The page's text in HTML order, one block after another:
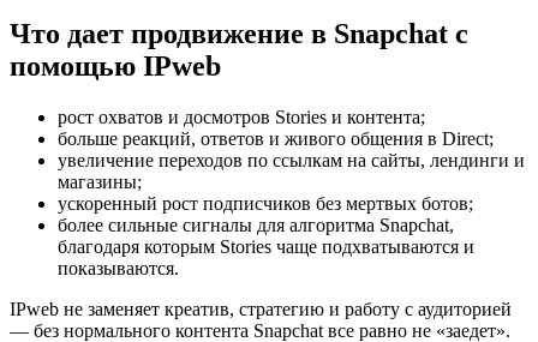
Что дает продвижение в Snapchat с
помощью IPweb
рост охватов и досмотров Stories и контента;
больше реакций, ответов и живого общения в Direct;
увеличение переходов по ссылкам на сайты, лендинги и
магазины;
ускоренный рост подписчиков без мертвых ботов;
более сильные сигналы для алгоритма Snapchat,
благодаря которым Stories чаще подхватываются и
показываются.
IPweb не заменяет креатив, стратегию и работу с аудиторией
— без нормального контента Snapchat все равно не «заедет».